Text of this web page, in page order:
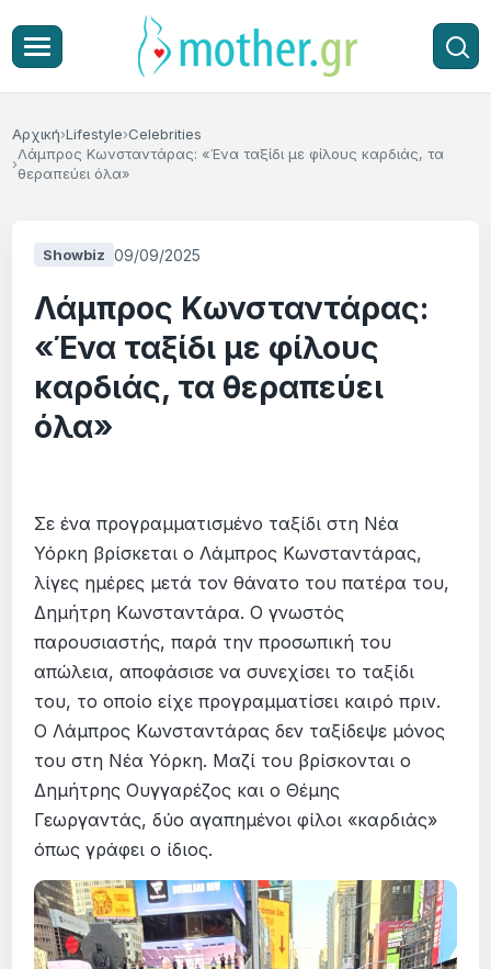
Αρχική Lifestyle Celebrities
Λάμπρος Κωνσταντάρας: «Ένα ταξίδι με φίλους καρδιάς, τα
θεραπεύει όλα»
Showbiz 09/09/2025
Λάμπρος Κωνσταντάρας:
«Ένα ταξίδι με φίλους
καρδιάς, τα θεραπεύει
όλα»
Σε ένα προγραμματισμένο ταξίδι στη Νέα
Υόρκη βρίσκεται ο Λάμπρος Κωνσταντάρας,
λίγες ημέρες μετά τον θάνατο του πατέρα του,
Δημήτρη Κωνσταντάρα. Ο γνωστός
παρουσιαστής, παρά την προσωπική του
απώλεια, αποφάσισε να συνεχίσει το ταξίδι
του, το οποίο είχε προγραμματίσει καιρό πριν.
Ο Λάμπρος Κωνσταντάρας δεν ταξίδεψε μόνος
του στη Νέα Υόρκη. Μαζί του βρίσκονται ο
Δημήτρης Ουγγαρέζος και ο Θέμης
Γεωργαντάς, δύο αγαπημένοι φίλοι «καρδιάς»
όπως γράφει ο ίδιος.